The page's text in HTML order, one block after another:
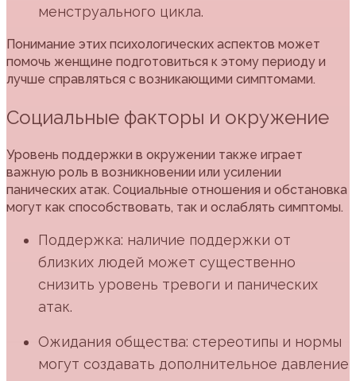
менструального цикла.
Понимание этих психологических аспектов может
помочь женщине подготовиться к этому периоду и
лучше справляться с возникающими симптомами.
Социальные факторы и окружение
Уровень поддержки в окружении также играет
важную роль в возникновении или усилении
панических атак. Социальные отношения и обстановка
могут как способствовать, так и ослаблять симптомы.
Поддержка: наличие поддержки от
близких людей может существенно
снизить уровень тревоги и панических
атак.
Ожидания общества: стереотипы и нормы
могут создавать дополнительное давление